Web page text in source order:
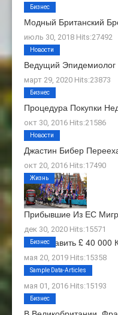
Модный Британский
июль 30, 2018 Hits:27492
Бизнес
Ведущий
март 29, 2020 Hits:23873
Новости
Процедура Покупки
окт 30, 2016 Hits:21586
Бизнес
Джастин Бибер
окт 20, 2016 Hits:17490
Новости
Прибывшие Из ЕС
дек 30, 2020 Hits:15571
Жизнь
Как Добавить £ 40
мая 20, 2019 Hits:15358
Бизнес
О Нас
мая 01, 2016 Hits:15193
Sample Data-Articles
Бизнес